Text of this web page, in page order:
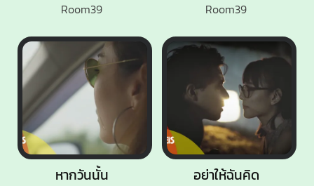
Room39
อย่าให้ฉันคิด
หากวันนั้น
Room39